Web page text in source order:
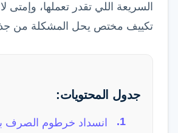
السريعة اللي تقدر تعملها،
تكييف مختص يحل المشكلة من
جدول المحتويات:
انسداد خرطوم الصرف